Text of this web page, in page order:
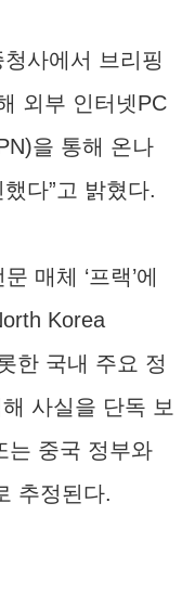
사에서 브리핑
외부 인터넷PC
을 통해 온나
다”고 밝혔다.
매체 ‘프랙’에
Korea
한 국내 주요 정
사실을 단독 보
는 중국 정부와
추정된다.